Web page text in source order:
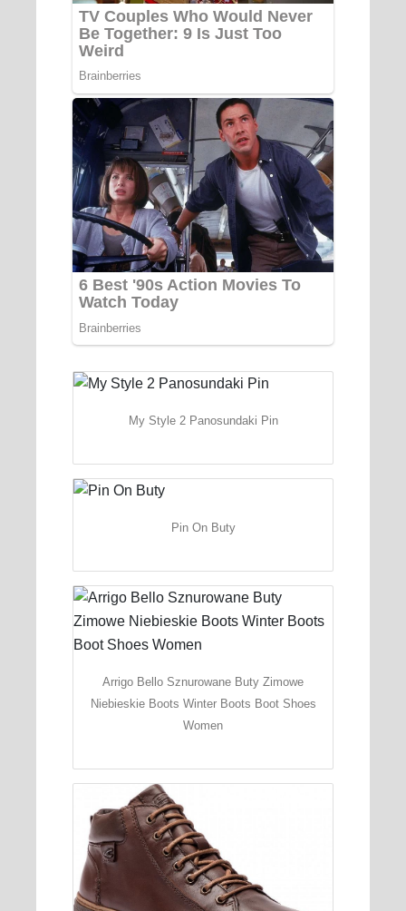
My Style 2 Panosundaki Pin
Pin On Buty
Arrigo Bello Sznurowane Buty Zimowe
Niebieskie Boots Winter Boots Boot Shoes
Women